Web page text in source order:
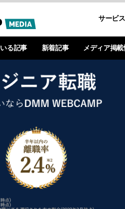
サービ
転職コ
る記事 新着記事 メディア掲載